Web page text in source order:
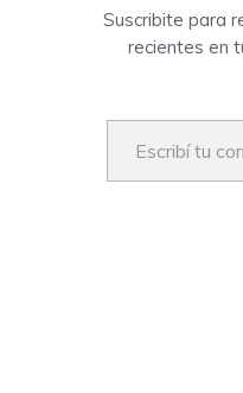
Suscribite para
recientes en
Escribí tu correo electrónico…